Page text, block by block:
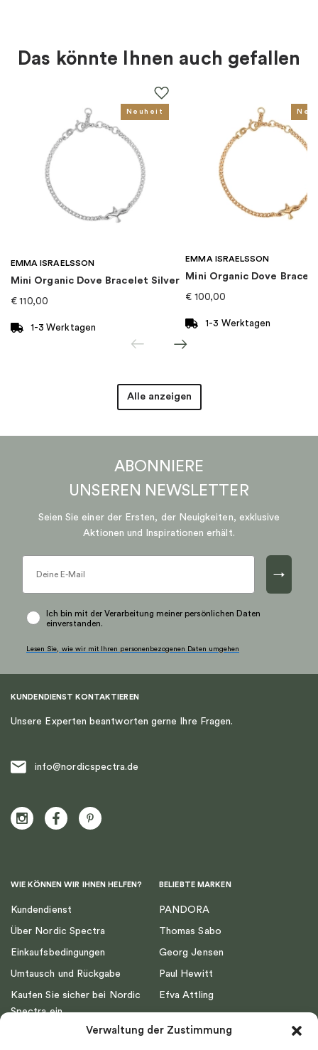
Verwaltung der Zustimmung
Damen, Herren, Kinder
: 4051245403275
Kollektion Charm Club
Charms
Marke: Thomas Sabo
Das könnte Ihnen auch gefallen
Neuheit
EMMA ISRAELSSON
Mini Organic Dove Bracelet Silver
€ 110,00
1-3 Werktagen
EMMA ISRAELSSON
Mini Organic Dove
€ 100,00
1-3 Werktagen
Alle anzeigen
ABONNIERE
UNSEREN NEWSLETTER
Seien Sie einer der Ersten, der Neuigkeiten, exklusive
Aktionen und Inspirationen erhält.
→
Ich bin mit der Verarbeitung meiner persönlichen Daten
einverstanden.
Lesen Sie, wie wir mit Ihren personenbezogenen Daten umgehen
KUNDENDIENST KONTAKTIEREN
Unsere Experten beantworten gerne Ihre Fragen.
info@nordicspectra.de
WIE KÖNNEN WIR IHNEN HELFEN?
Kundendienst
Über Nordic Spectra
Einkaufsbedingungen
Umtausch und Rückgabe
Kaufen Sie sicher bei Nordic
Spectra ein
BELIEBTE MARKEN
PANDORA
Thomas Sabo
Georg Jensen
Paul Hewitt
Efva Attling
Drakenberg Sjölin